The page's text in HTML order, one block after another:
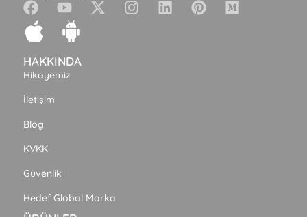
HAKKINDA
Hikayemiz
İletişim
Blog
KVKK
Güvenlik
Hedef Global Marka